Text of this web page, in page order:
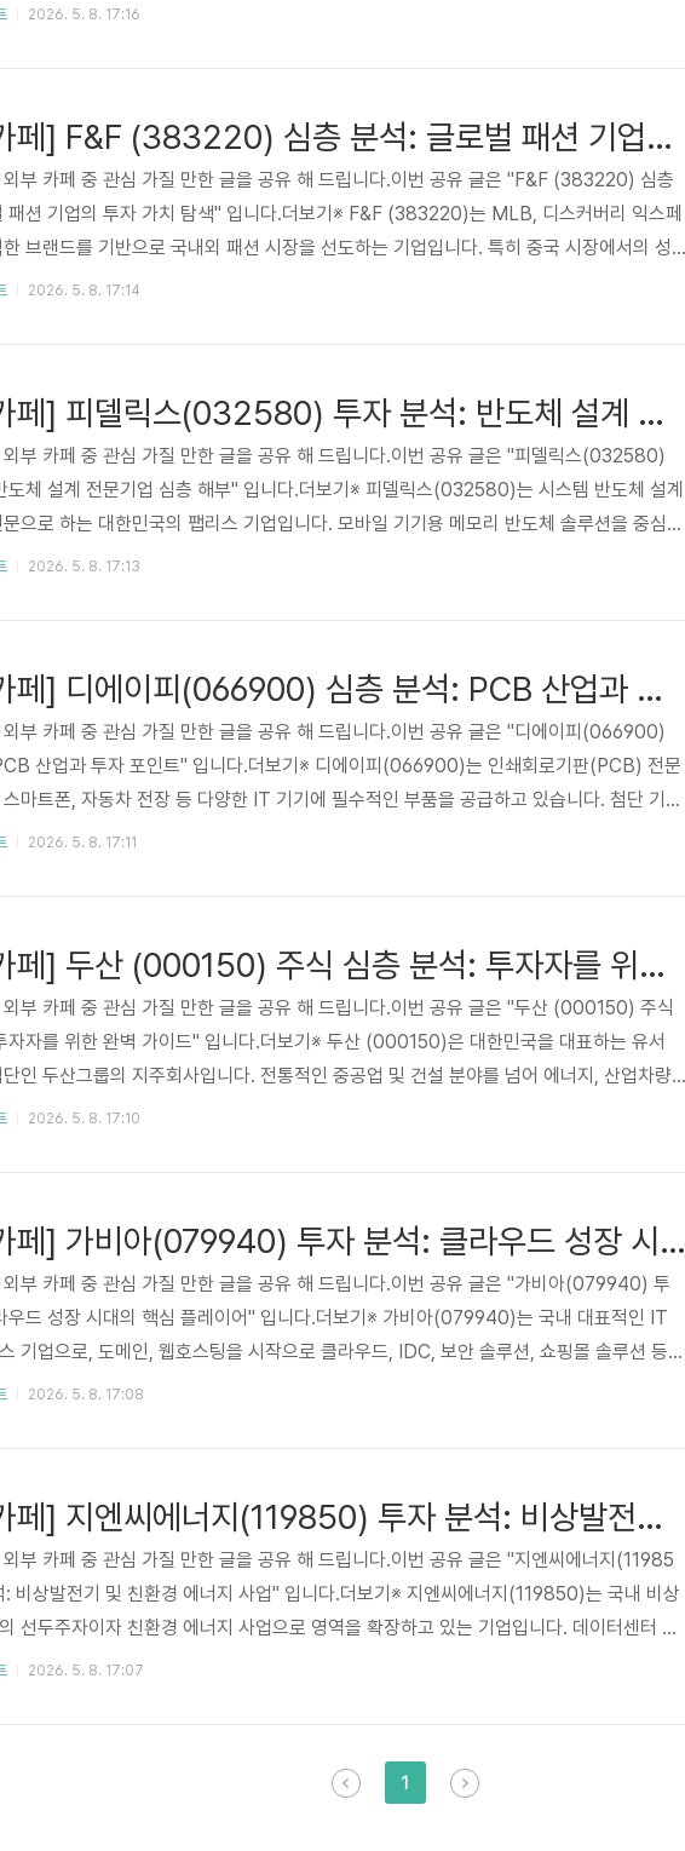
괴 검사 솔루션을 제공하며 전기차 배터리 시장 성장의 직접적인 수혜를 받고 있습니다.
2026. 5. 8. 17:16
[추천 카페] F&F (383220) 심층 분석: 글로벌 패션 기업의 투자 가치 탐색
외부 카페 중 관심 가질 만한 글을 공유 해 드립니다.이번 공유 글은 "F&F (383220) 심층
패션 기업의 투자 가치 탐색" 입니다.더보기※ F&F (383220)는 MLB, 디스커버리 익스페
브랜드를 기반으로 국내외 패션 시장을 선도하는 기업입니다. 특히 중국 시장에서의 성
라이선스 사업의 성장은 F&F의 핵심 투자 포인트로 작용합니다. 이 글에서는 F&F의 비
2026. 5. 8. 17:14
[추천 카페] 피델릭스(032580) 투자 분석: 반도체 설계 전문기업 심층 해부
외부 카페 중 관심 가질 만한 글을 공유 해 드립니다.이번 공유 글은 "피델릭스(032580)
도체 설계 전문기업 심층 해부" 입니다.더보기※ 피델릭스(032580)는 시스템 반도체 설계
으로 하는 대한민국의 팹리스 기업입니다. 모바일 기기용 메모리 반도체 솔루션을 중심으
며, 최근에는 다양한 IoT 및 차량용 반도체 시장으로 사업 영역을 확장하고 있습니다. 투
2026. 5. 8. 17:13
[추천 카페] 디에이피(066900) 심층 분석: PCB 산업과 투자 포인트
외부 카페 중 관심 가질 만한 글을 공유 해 드립니다.이번 공유 글은 "디에이피(066900)
산업과 투자 포인트" 입니다.더보기※ 디에이피(066900)는 인쇄회로기판(PCB) 전문
마트폰, 자동차 전장 등 다양한 IT 기기에 필수적인 부품을 공급하고 있습니다. 첨단 기술
고밀도 다층기판(HDI) 및 연성회로기판(FPC) 분야에서 경쟁력을 확보하고 있으며, 전
2026. 5. 8. 17:11
[추천 카페] 두산 (000150) 주식 심층 분석: 투자자를 위한 완벽 가이드
외부 카페 중 관심 가질 만한 글을 공유 해 드립니다.이번 공유 글은 "두산 (000150) 주식
자자를 위한 완벽 가이드" 입니다.더보기※ 두산 (000150)은 대한민국을 대표하는 유서
인 두산그룹의 지주회사입니다. 전통적인 중공업 및 건설 분야를 넘어 에너지, 산업차량,
전지 등 미래 성장 동력을 확보하며 사업 포트폴리오를 다각화하고 있습니다. 특히 친환
2026. 5. 8. 17:10
[추천 카페] 가비아(079940) 투자 분석: 클라우드 성장 시대의 핵심 플레이어
외부 카페 중 관심 가질 만한 글을 공유 해 드립니다.이번 공유 글은 "가비아(079940) 투
우드 성장 시대의 핵심 플레이어" 입니다.더보기※ 가비아(079940)는 국내 대표적인 IT
기업으로, 도메인, 웹호스팅을 시작으로 클라우드, IDC, 보안 솔루션, 쇼핑몰 솔루션 등
스를 제공하며 안정적인 사업 기반을 구축했습니다. 특히, 빠르게 성장하는 클라우드 시장
2026. 5. 8. 17:08
[추천 카페] 지엔씨에너지(119850) 투자 분석: 비상발전기 및 친환경 에너지 사업
부 카페 중 관심 가질 만한 글을 공유 해 드립니다.이번 공유 글은 "지엔씨에너지(11985
비상발전기 및 친환경 에너지 사업" 입니다.더보기※ 지엔씨에너지(119850)는 국내 비상
선두주자이자 친환경 에너지 사업으로 영역을 확장하고 있는 기업입니다. 데이터센터 증
너지 정책 강화에 따른 성장 잠재력을 가지고 있으며, 특히 바이오가스 발전 사업은 미래
보시기 바랍니다. 카페 사이트 지엔씨에너지(119850) 투자 분석: 비상발전기 및 ..
2026. 5. 8. 17:07
1